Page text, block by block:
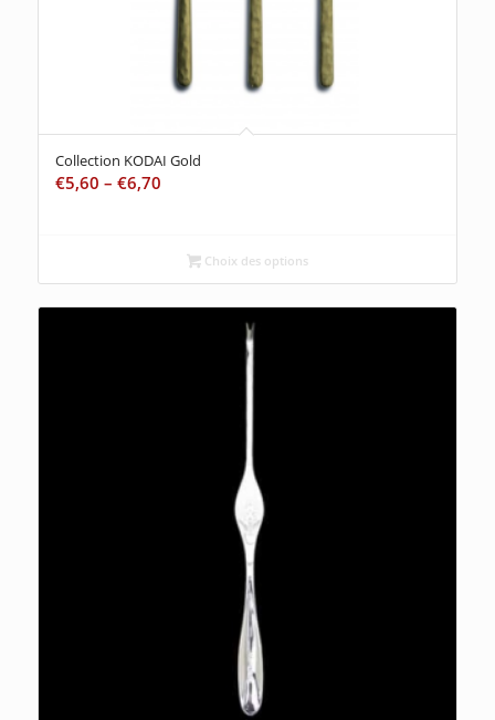
Collection KODAI Gold
€5,60 – €6,70
Choix des options